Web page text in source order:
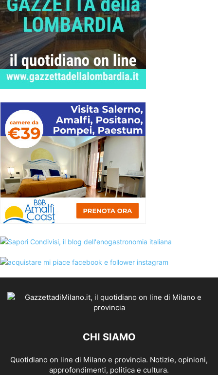
CHI SIAMO
Quotidiano on line di Milano e provincia. Notizie, opinioni,
approfondimenti, politica e cultura.